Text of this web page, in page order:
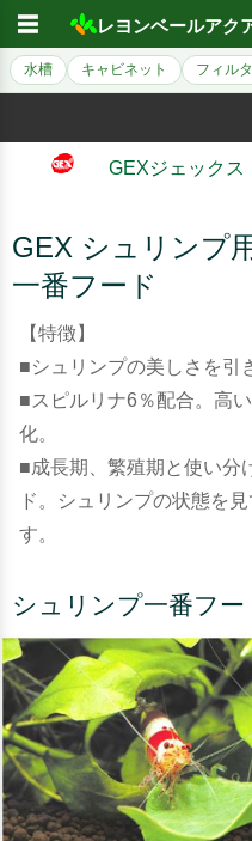
☰ レヨンベールアク
水槽 キャビネット フィル
GEXジェックス
GEX シュリンプ
一番フード
【特徴】
■シュリンプの美しさを引
■スピルリナ6％配合。高
化。
■成長期、繁殖期と使い分
ド。シュリンプの状態を
す。
シュリンプ一番フー